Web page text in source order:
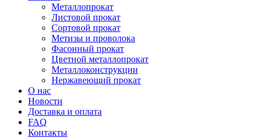
Металлопрокат
Листовой прокат
Сортовой прокат
Метизы и проволока
Фасонный прокат
Цветной металлопрокат
Металлоконструкции
Нержавеющий прокат
О нас
Новости
Доставка и оплата
FAQ
Контакты